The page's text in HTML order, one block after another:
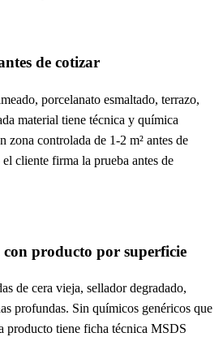
de cotizar
porcelanato esmaltado, terrazo,
material tiene técnica y química
zona controlada de 1-2 m² antes de
cliente firma la prueba antes de
producto por superficie
de cera vieja, sellador degradado,
profundas. Sin químicos genéricos que
producto tiene ficha técnica MSDS